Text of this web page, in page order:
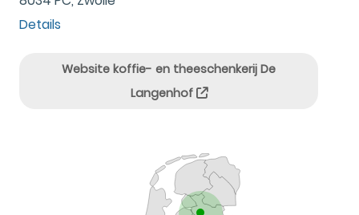
Details
Website koffie- en theeschenkerij De
Langenhof